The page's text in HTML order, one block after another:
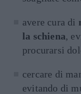
avere cura di
la schiena,
procurarsi
cercare di
evitando di